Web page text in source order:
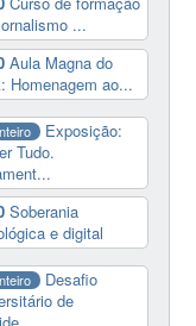
...
Aula Magna do
Homenagem ao...
Exposição:
Tudo.
Soberania
e digital
Desafio
de